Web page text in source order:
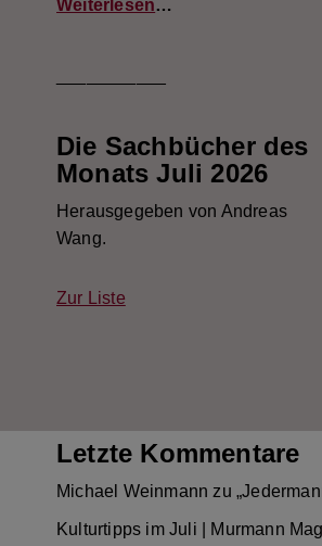
Weiterlesen…
Die Sachbücher des
Monats Juli 2026
Herausgegeben von Andreas
Wang.
Zur Liste
Letzte Kommentare
Michael Weinmann zu
Kulturtipps im Juli | Murmann